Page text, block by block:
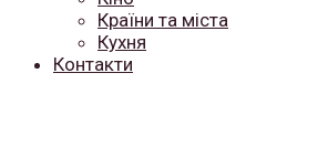
Країни та міста
Кухня
Контакти